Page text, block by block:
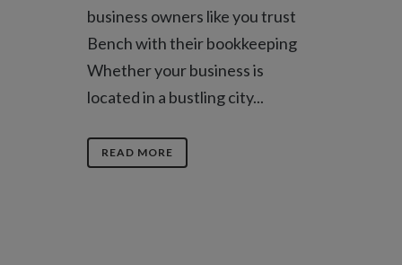
business owners like you trust
Bench with their bookkeeping
Whether your business is
located in a bustling city...
READ MORE